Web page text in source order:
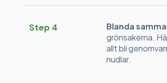
Step 4 Blanda
grönsakerna.
allt bli
nudlar.